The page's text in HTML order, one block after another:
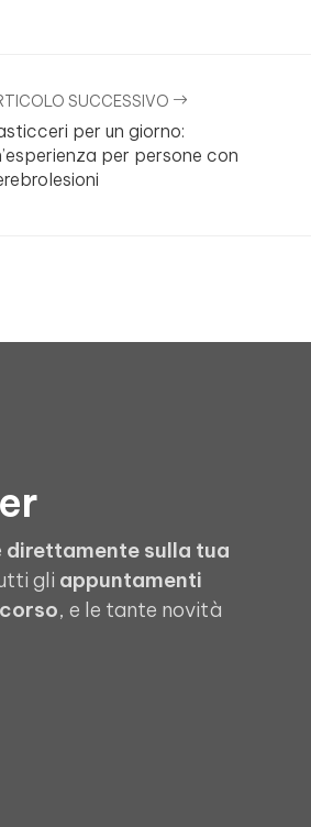
SUCCESSIVO
per un giorno:
per persone con
direttamente sulla tua
gli appuntamenti
, e le tante novità